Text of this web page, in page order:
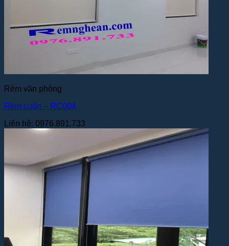
Rèm văn phòng
Rèm cuốn – RC004
Liên hệ: 0976.891.733